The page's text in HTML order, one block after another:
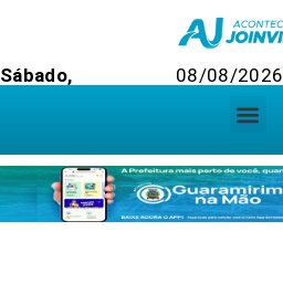
Sábado, 08/08/2026